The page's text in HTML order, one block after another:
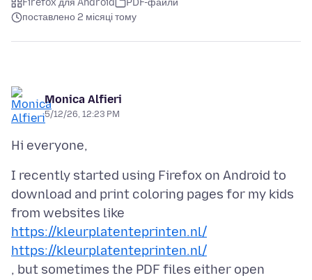
Firefox для Android
PDF-файли
поставлено 2 місяці тому
Monica Alfieri
5/12/26, 12:23 PM
I recently started using Firefox on Android to
download and print coloring pages for my kids
from websites like
https://kleurplatenteprinten.nl/
https://kleurplatenteprinten.nl/
, but sometimes the PDF files either open